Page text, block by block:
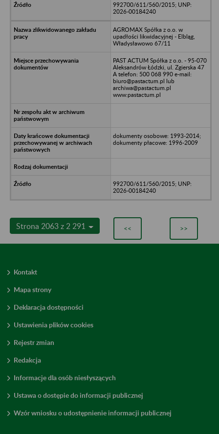
992700/611/560/2015; UNP:
2026-00184240
AGROMAX Spółka z o.o. w
upadłości likwidacyjnej - Elbląg,
Władysławowo 67/11
PAST ACTUM Spółka z o.o. - 95-070
Aleksandrów Łódzki, ul. Zgierska 47
A telefon: 500 068 990 e-mail:
biuro@pastactum.pl lub
archiwa@pastactum.pl
www:pastactum.pl
dokumenty osobowe: 1993-2014;
dokumenty płacowe: 1996-2009
992700/611/560/2015; UNP:
2026-00184240
Strona 2063 z 2 291 << >>
Kontakt
Mapa strony
Deklaracja dostępności
Ustawienia plików cookies
Rejestr zmian
Redakcja
Informacje dla osób niesłyszących
Ustawa o dostępie do informacji publicznej
Wzór wniosku o udostępnienie informacji publicznej